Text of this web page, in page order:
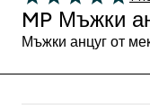
5 out of 5 stars
MP Мъжки
Мъжки анцуг от